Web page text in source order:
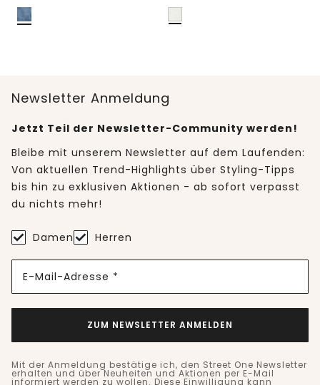
Newsletter Anmeldung
Jetzt Teil der Newsletter-Community werden!
Bleibe mit unserem Newsletter auf dem Laufenden:
Von aktuellen Trend-Highlights über Styling-Tipps
bis hin zu exklusiven Aktionen - ab sofort verpasst
du nichts mehr!
Damen Herren
E-Mail-Adresse *
ZUM NEWSLETTER ANMELDEN
Mit der Anmeldung bestätige ich, den Street One Newsletter
erhalten und über Neuheiten und Aktionen per E-Mail
informiert werden zu wollen. Diese Einwilligung kann